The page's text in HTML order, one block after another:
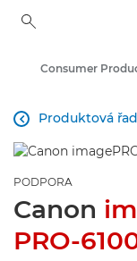
Consumer
Produktová

PODPORA
Canon
PRO-